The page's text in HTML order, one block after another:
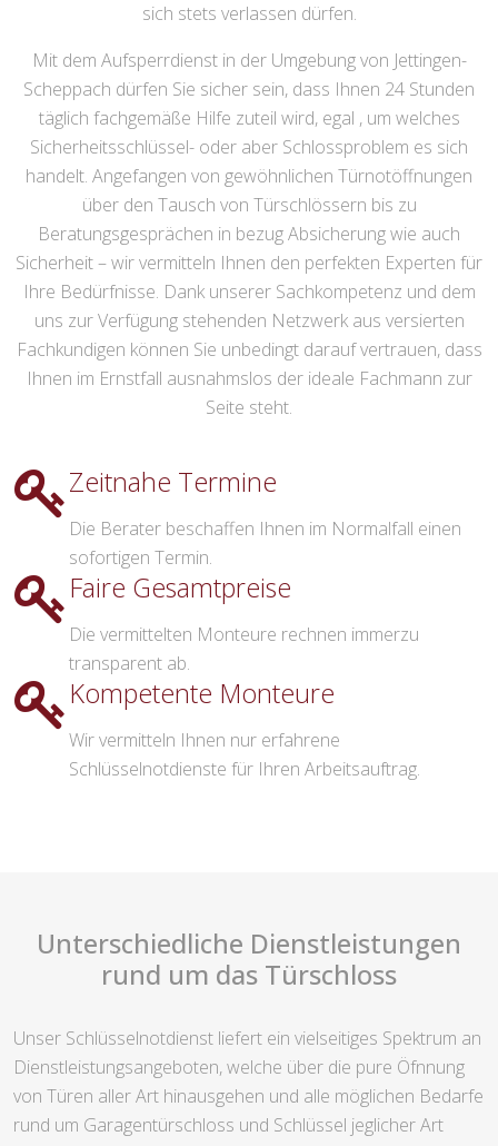
sich stets verlassen dürfen.
Mit dem Aufsperrdienst in der Umgebung von Jettingen-
Scheppach dürfen Sie sicher sein, dass Ihnen 24 Stunden
täglich fachgemäße Hilfe zuteil wird, egal , um welches
Sicherheitsschlüssel- oder aber Schlossproblem es sich
handelt. Angefangen von gewöhnlichen Türnotöffnungen
über den Tausch von Türschlössern bis zu
Beratungsgesprächen in bezug Absicherung wie auch
Sicherheit – wir vermitteln Ihnen den perfekten Experten für
Ihre Bedürfnisse. Dank unserer Sachkompetenz und dem
uns zur Verfügung stehenden Netzwerk aus versierten
Fachkundigen können Sie unbedingt darauf vertrauen, dass
Ihnen im Ernstfall ausnahmslos der ideale Fachmann zur
Seite steht.
Zeitnahe Termine
Die Berater beschaffen Ihnen im Normalfall einen
sofortigen Termin.
Faire Gesamtpreise
Die vermittelten Monteure rechnen immerzu
transparent ab.
Kompetente Monteure
Wir vermitteln Ihnen nur erfahrene
Schlüsselnotdienste für Ihren Arbeitsauftrag.
Unterschiedliche Dienstleistungen
rund um das Türschloss
Unser Schlüsselnotdienst liefert ein vielseitiges Spektrum an
Dienstleistungsangeboten, welche über die pure Öfnnung
von Türen aller Art hinausgehen und alle möglichen Bedarfe
rund um Garagentürschloss und Schlüssel jeglicher Art